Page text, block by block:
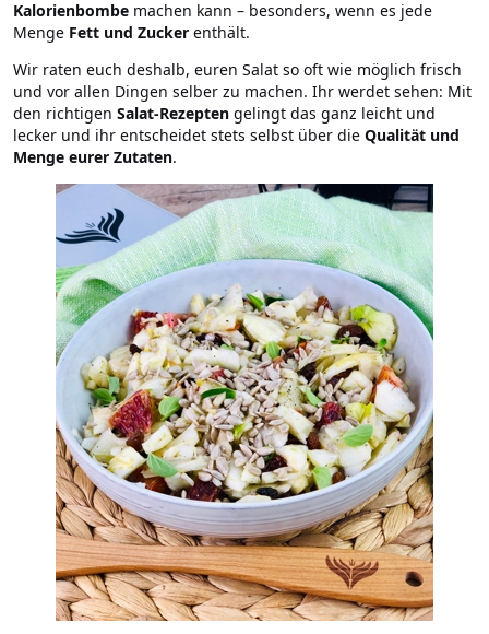
Kalorienbombe machen kann – besonders, wenn es jede
Menge Fett und Zucker enthält.
Wir raten euch deshalb, euren Salat so oft wie möglich frisch
und vor allen Dingen selber zu machen. Ihr werdet sehen: Mit
den richtigen Salat-Rezepten gelingt das ganz leicht und
lecker und ihr entscheidet stets selbst über die Qualität und
Menge eurer Zutaten.